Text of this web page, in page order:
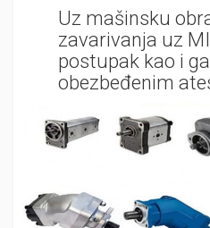
Uz mašinsku
zavarivanja uz
postupak kao i
obezbeđenim